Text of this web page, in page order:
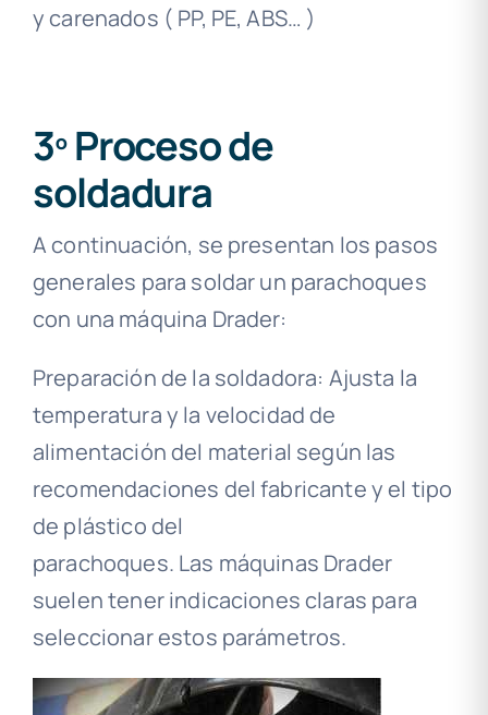
y carenados ( PP, PE, ABS… )
3º Proceso de
soldadura
A continuación, se presentan los pasos
generales para soldar un parachoques
con una máquina Drader:
Preparación de la soldadora: Ajusta la
temperatura y la velocidad de
alimentación del material según las
recomendaciones del fabricante y el tipo
de plástico del
parachoques. Las máquinas Drader
suelen tener indicaciones claras para
seleccionar estos parámetros.